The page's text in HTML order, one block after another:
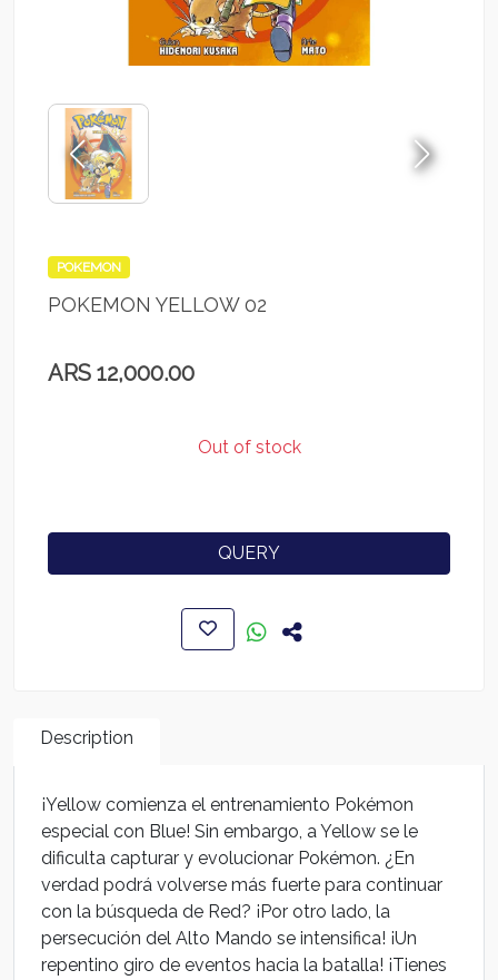
POKEMON
POKEMON YELLOW 02
ARS 12,000.00
Out of stock
QUERY
Description
¡Yellow comienza el entrenamiento Pokémon
especial con Blue! Sin embargo, a Yellow se le
dificulta capturar y evolucionar Pokémon. ¿En
verdad podrá volverse más fuerte para continuar
con la búsqueda de Red? ¡Por otro lado, la
persecución del Alto Mando se intensifica! ¡Un
repentino giro de eventos hacia la batalla! ¡Tienes